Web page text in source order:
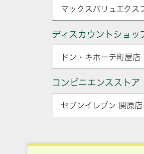
マックスバリュエク
ディスカウントショッ
ドン・キホーテ町屋
コンビニエンスストア
セブンイレブン 関原